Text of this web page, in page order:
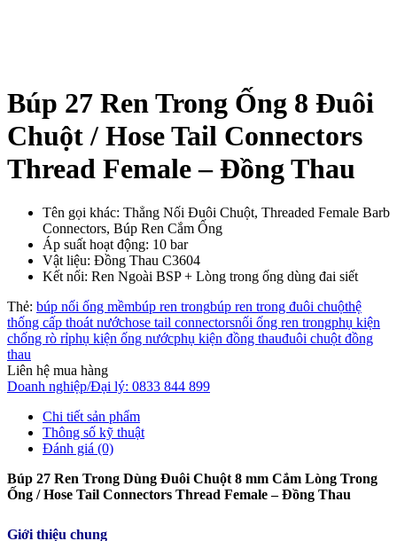
Búp 27 Ren Trong Ống 8 Đuôi
Chuột / Hose Tail Connectors
Thread Female – Đồng Thau
Tên gọi khác: Thẳng Nối Đuôi Chuột, Threaded Female Barb
Connectors, Búp Ren Cắm Ống
Áp suất hoạt động: 10 bar
Vật liệu: Đồng Thau C3604
Kết nối: Ren Ngoài BSP + Lòng trong ống dùng đai siết
Thẻ: búp nối ống mềmbúp ren trongbúp ren trong đuôi chuộthệ
thống cấp thoát nướchose tail connectorsnối ống ren trongphụ kiện
chống rò rỉphụ kiện ống nướcphụ kiện đồng thauđuôi chuột đồng
thau
Liên hệ mua hàng
Doanh nghiệp/Đại lý: 0833 844 899
Chi tiết sản phẩm
Thông số kỹ thuật
Đánh giá (0)
Búp 27 Ren Trong Dùng Đuôi Chuột 8 mm Cắm Lòng Trong
Ống / Hose Tail Connectors Thread Female – Đồng Thau
Giới thiệu chung